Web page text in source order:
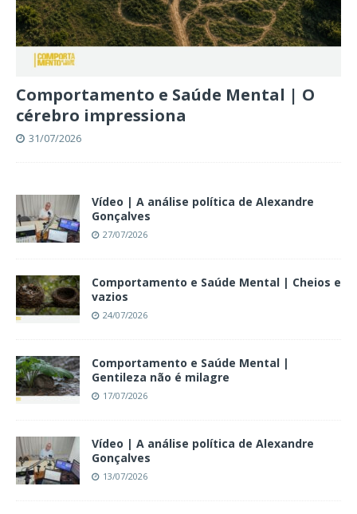
Comportamento e Saúde Mental | O
cérebro impressiona
31/07/2026
Vídeo | A análise política de Alexandre
Gonçalves
27/07/2026
Comportamento e Saúde Mental | Cheios e
vazios
24/07/2026
Comportamento e Saúde Mental |
Gentileza não é milagre
17/07/2026
Vídeo | A análise política de Alexandre
Gonçalves
13/07/2026